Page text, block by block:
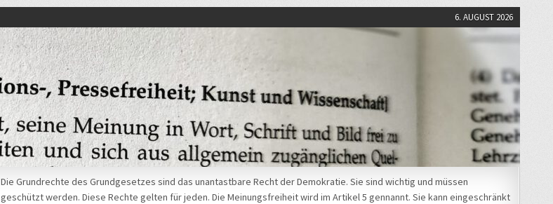
6. AUGUST 2026
Die Grundrechte des Grundgesetzes sind das unantastbare Recht der Demokratie. Sie sind wichtig und müssen
geschützt werden. Diese Rechte gelten für jeden. Die Meinungsfreiheit wird im Artikel 5 gennannt. Sie kann eingeschränkt